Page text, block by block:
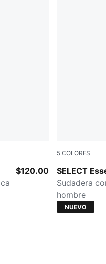
$120.00
5 COLORES
SELECT
Ruby Noir
Sudadera
hombre
NUEVO